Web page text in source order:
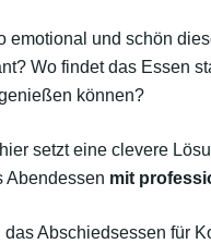
emotional und schön
Wo findet das Essen
können?
setzt eine clevere
Abendessen mit
das Abschiedsessen für